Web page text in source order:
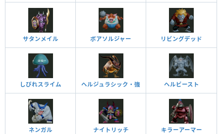
サタンメイル ボアソルジャー リビングデッド
しびれスライム ヘルジュラシック・強 ヘルビースト
ネンガル ナイトリッチ キラーアーマー